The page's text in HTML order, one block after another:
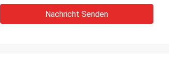
Nachricht Senden